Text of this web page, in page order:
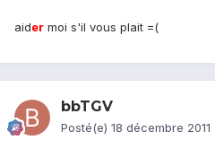
aider moi s'il vous plait =(
bbTGV
Posté(e) 18 décembre 2011